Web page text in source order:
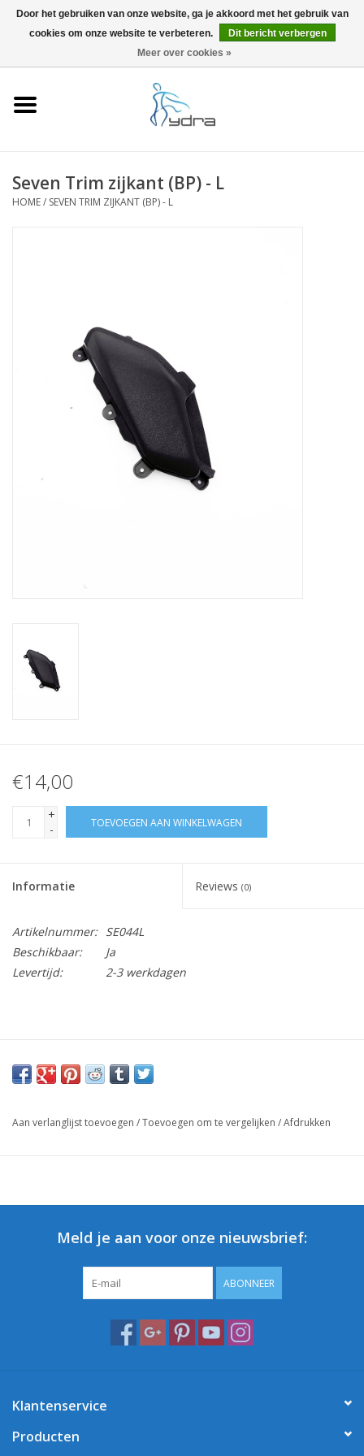
0 Artikelen - €0,00
Seven Trim zijkant (BP) - L
HOME/ SEVEN TRIM ZIJKANT (BP) - L
€14,00
+
-
TOEVOEGEN AAN WINKELWAGEN
Informatie Reviews (0)
Artikelnummer: SE044L
Beschikbaar:
Ja
Levertijd:
2-3 werkdagen
Aan verlanglijst toevoegen /Toevoegen om te vergelijken /Afdrukken
Meld je aan voor onze nieuwsbrief:
ABONNEER
Klantenservice
Producten
Door het gebruiken van onze website, ga je akkoord met het gebruik van
cookies om onze website te verbeteren.
Dit bericht verbergen
Meer over cookies »